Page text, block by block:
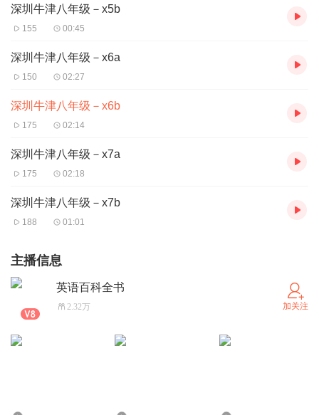
深圳牛津八年级－x5b
155 00:45
深圳牛津八年级－x6a
150 02:27
深圳牛津八年级－x6b
175 02:14
深圳牛津八年级－x7a
175 02:18
深圳牛津八年级－x7b
188 01:01
主播信息
英语百科全书
2.32万 加关注